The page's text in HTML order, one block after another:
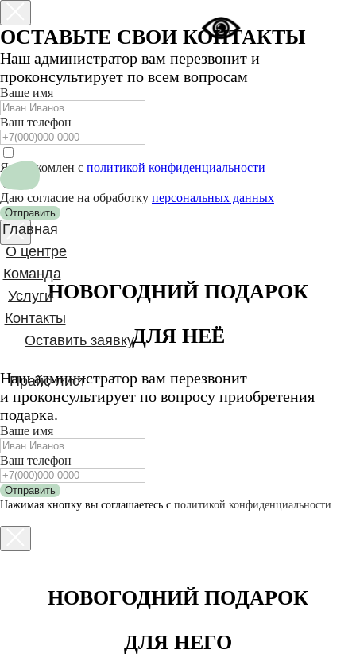
ОСТАВЬТЕ СВОИ КОНТАКТЫ
Наш администратор вам перезвонит и
проконсультирует по всем вопросам
Ваше имя
Ваш телефон
Я ознакомлен с политикой конфиденциальности
Даю согласие на обработку персональных данных
Отправить
Главная
О центре
Команда
Услуги
Контакты
Оставить заявку
Прайс-лист
НОВОГОДНИЙ ПОДАРОК
ДЛЯ НЕЁ
Наш администратор вам перезвонит
и проконсультирует по вопросу приобретения
подарка.
Ваше имя
Ваш телефон
Отправить
Нажимая кнопку вы соглашаетесь с политикой конфиденциальности
НОВОГОДНИЙ ПОДАРОК
ДЛЯ НЕГО